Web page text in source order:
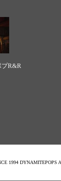
プR&R
1994 DYNAMITEPOPS